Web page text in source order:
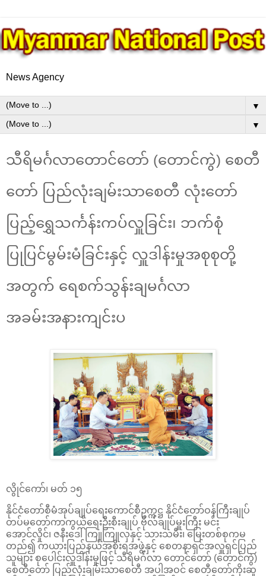
News Agency
▼
▼
သီရိမင်္ဂလာတောင်တော် (တောင်ကွဲ) စေတီ
တော် ပြည်လုံးချမ်းသာစေတီ လုံးတော်
ပြည့်ရွှေသင်္ကန်းကပ်လှူခြင်း၊ ဘက်စုံ
ပြုပြင်မွမ်းမံခြင်းနှင့် လှူဒါန်းမှုအစုစုတို့
အတွက် ရေစက်သွန်းချမင်္ဂလာ
အခမ်းအနားကျင်းပ
လွိုင်ကော်၊ မတ် ၁၅
နိုင်ငံတော်စီမံအုပ်ချုပ်ရေးကောင်စီဥက္ကဋ္ဌ နိုင်ငံတော်ဝန်ကြီးချုပ်
တပ်မတော်ကာကွယ်ရေးဦးစီးချုပ် ဗိုလ်ချုပ်မှူးကြီး မင်း
အောင်လှိုင်၊ ဇနီးဒေါ်ကြူကြူလှနှင့် သားသမီး၊ မြေးတစ်စုကမ
တည်၍ ကယားပြည်နယ်အစိုးရအဖွဲ့နှင့် စေတနာရှင်အလှူရှင်ပြည်
သူများ စုပေါင်းလှူဒါန်းမှုဖြင့် သီရိမင်္ဂလာ တောင်တော် (တောင်ကွဲ)
စေတီတော် ပြည်လုံးချမ်းသာစေတီ အပါအဝင် စေတီတော်ကိုးဆူ